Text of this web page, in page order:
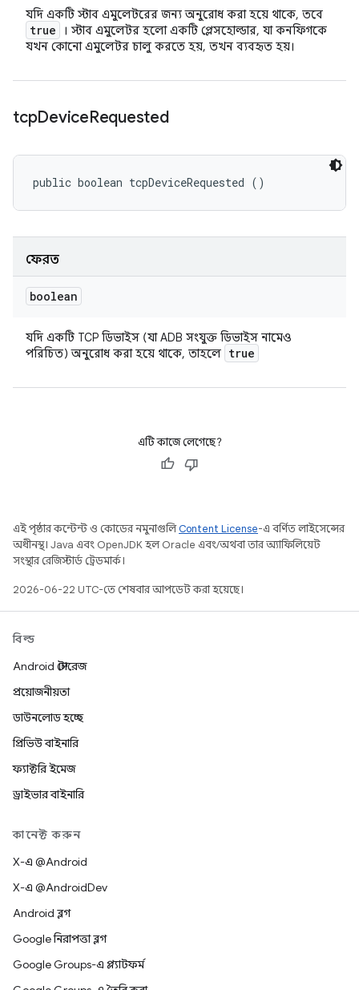
যদি একটি স্টাব এমুলেটরের জন্য অনুরোধ করা হয়ে থাকে, তবে
true
। স্টাব এমুলেটর হলো একটি প্লেসহোল্ডার, যা কনফিগকে
যখন কোনো এমুলেটর চালু করতে হয়, তখন ব্যবহৃত হয়।
tcpDeviceRequested
public boolean tcpDeviceRequested ()
ফেরত
boolean
যদি একটি TCP ডিভাইস (যা ADB সংযুক্ত ডিভাইস নামেও
পরিচিত) অনুরোধ করা হয়ে থাকে, তাহলে true
এটি কাজে লেগেছে?
এই পৃষ্ঠার কন্টেন্ট ও কোডের নমুনাগুলিContent License-এ বর্ণিত লাইসেন্সের
অধীনস্থ। Java এবং OpenJDK হল Oracle এবং/অথবা তার অ্যাফিলিয়েট
সংস্থার রেজিস্টার্ড ট্রেডমার্ক।
2026-06-22 UTC-তে শেষবার আপডেট করা হয়েছে।
বিল্ড
Android স্টোরেজ
প্রয়োজনীয়তা
ডাউনলোড হচ্ছে
প্রিভিউ বাইনারি
ফ্যাক্টরি ইমেজ
ড্রাইভার বাইনারি
কানেক্ট করুন
X-এ @Android
X-এ @AndroidDev
Android ব্লগ
Google নিরাপত্তা ব্লগ
Google Groups-এ প্ল্যাটফর্ম